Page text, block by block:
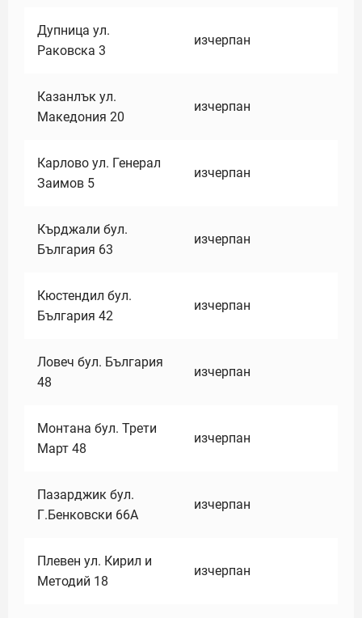
Дупница ул.
Раковска 3
изчерпан
Казанлък ул.
Македония 20
изчерпан
Карлово ул. Генерал
Заимов 5
изчерпан
Кърджали бул.
България 63
изчерпан
Кюстендил бул.
България 42
изчерпан
Ловеч бул. България
48
изчерпан
Монтана бул. Трети
Март 48
изчерпан
Пазарджик бул.
Г.Бенковски 66А
изчерпан
Плевен ул. Кирил и
Методий 18
изчерпан